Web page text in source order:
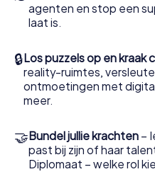
krijg toegang tot jouw
van myCityHunt verandert
wereld van spionage en
Jyväskylä in een
agenten en stop een
laat is.
🔒Los puzzels op en kraak
reality-ruimtes,
ontmoetingen met
meer.
🤝Bundel jullie krachten –
past bij zijn of haar
Diplomaat – welke rol